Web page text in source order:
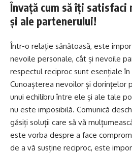
Învață cum să îți satisfaci
și ale partenerului!
Într-o relație sănătoasă, este
nevoile personale, cât și nevoile
respectul reciproc sunt esențiale în
Cunoașterea nevoilor și dorințelor
unui echilibru între ele și ale tale
nu este imposibilă. Comunică
găsiți soluții care să vă
este vorba despre a face
de a vă susține reciproc, este